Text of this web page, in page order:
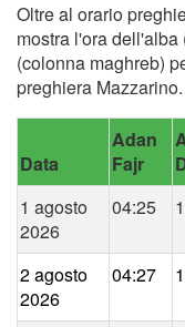
Oltre al orario
mostra l'ora
(colonna maghreb)
preghiera Mazzarino.
Data
Adan
Fajr
1 agosto
2026
04:25
2 agosto
2026
04:27